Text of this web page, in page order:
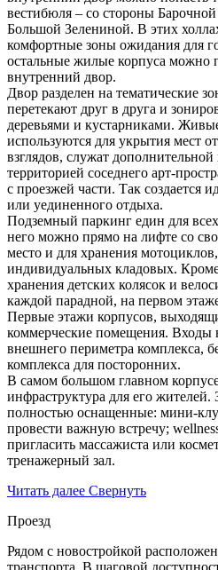
вестибюля – со стороны
Большой Зелениной. В этих
комфортные зоны ожидания для
остальные жилые корпуса можно
внутренний двор.
Двор разделен на тематические
перетекают друг в друга и
деревьями и кустарниками.
используются для укрытия мест
взглядов, служат
территорией соседнего арт-
с проезжей части. Так создается
или уединенного отдыха.
Подземный паркинг един для
него можно прямо на лифте со
место и для хранения
индивидуальных кладовых.
хранения детских колясок и
каждой парадной, на первом
Первые этажи корпусов,
коммерческие помещения. Входы
внешнего периметра комплекса,
комплекса для посторонних.
В самом большом главном корпусе
инфраструктура для его жителей.
полностью оснащенные: мини-
провести важную встречу;
пригласить массажиста или
тренажерный зал.
Читать далее Свернуть
Проезд
Рядом с новостройкой
транспорта. В шаговой